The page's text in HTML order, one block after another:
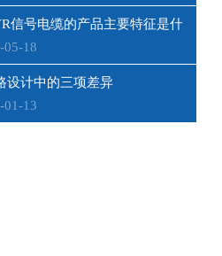
信号电缆的产品主要特征是什么
05-18
设计中的三项差异
01-13